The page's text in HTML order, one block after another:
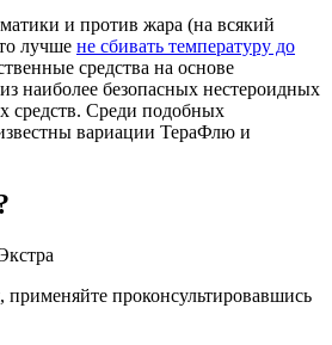
и против жара (на всякий
лучше не сбивать температуру до
средства на основе
наиболее безопасных нестероидных
средств. Среди подобных
вариации ТераФлю и
применяйте проконсультировавшись